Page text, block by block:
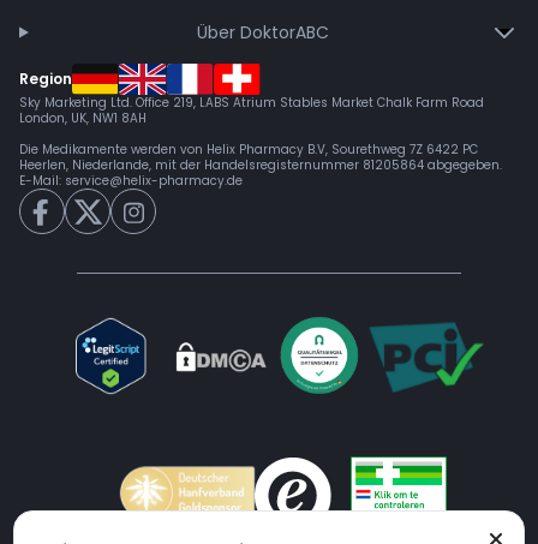
Über DoktorABC
Region
Sky Marketing Ltd. Office 219, LABS Atrium Stables Market Chalk Farm Road
London, UK, NW1 8AH
Die Medikamente werden von Helix Pharmacy B.V, Sourethweg 7Z 6422 PC
Heerlen, Niederlande, mit der Handelsregisternummer 81205864 abgegeben.
E-Mail: service@helix-pharmacy.de